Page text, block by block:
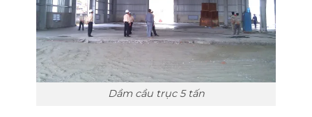
Dầm cầu trục 5 tấn